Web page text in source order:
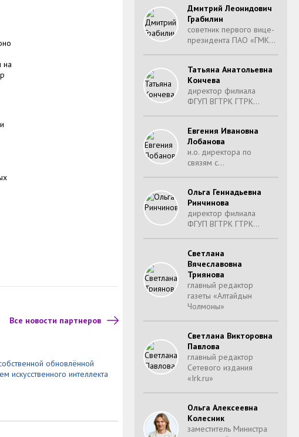
Дмитрий Леонидович
Грабилин
советник первого вице-
президента ПАО «ГМК…
Татьяна Анатольевна
Кончева
директор филиала
ФГУП ВГТРК ГТРК…
Евгения Ивановна
Лобанова
и.о. директора по
связям с…
Ольга Геннадьевна
Ринчинова
директор филиала
ФГУП ВГТРК ГТРК…
Светлана
Вячеславовна
Триянова
главный редактор
газеты «Алтайдын
Чолмоны»
Светлана Викторовна
Павлова
главный редактор
Сетевого издания
«Irk.ru»
Ольга Алексеевна
Колесник
заместитель Министра
на
Все новости партнеров
обновлённой
искусственного интеллекта